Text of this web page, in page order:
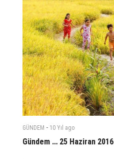
GÜNDEM - 10 Yıl ago
Gündem … 25 Haziran 2016